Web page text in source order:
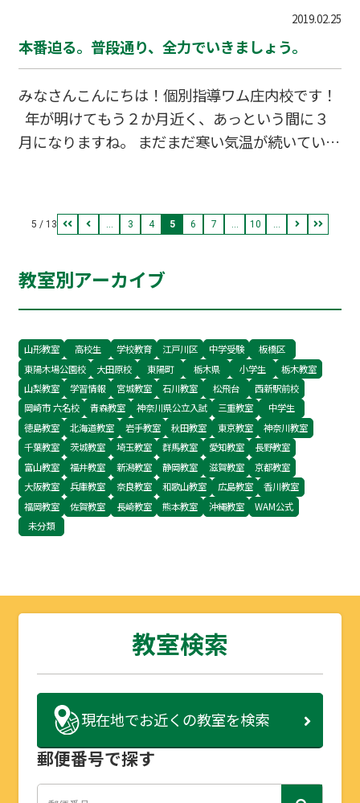
越えても（結局）その先には高校受験、そして大
は、国語の読解力と表現力はもちろんですが、数
中スタートの時、日差しもぽかぽかとして思わず
外に出て行きたくなる季節です。その反面、春は
す。あるアンケートでは約60％以上の方が「春は
眠い」と思っているそうです。 これは、寒かった
冬から春に気温が上昇し身体が緊張からほぐれ、
調を崩す方も多いようです。 春期講習に入った私
の教室に通ってられる…
2019.02.25
本番迫る。普段通り、全力でいきましょう。
みなさんこんにちは！個別指導ワム庄内校です！
年が明けてもう２か月近く、あっという間に３
月になりますね。 まだまだ寒い気温が続いていま
が、 ３月には大きな勝負がまっています。 それ
は、【3/11（月）公立高校 一般選抜入試】で
みとなりました。 年度最後、ワム庄内校と受験生
の挑戦です。 皆さんの努力により、高校受験者
最後の勝負に勝つだけ。
5 / 13 ... 3 4 5 6 7 ... 10 ...
教室別アーカイブ
山形教室 高校生 学校教育 江戸川区 中学受験
板橋区
東陽木場公園校
大田原校 東陽町 栃木県 小学生
栃木教室
山梨教室
学習情報 宮城教室 石川教室 松飛台
西新駅前校
岡崎市 六名校
青森教室 神奈川県公立入試 三重教室
中学生
徳島教室
北海道教室 岩手教室 秋田教室 東京教室
神奈川教室
千葉教室
茨城教室 埼玉教室 群馬教室 愛知教室
長野教室
富山教室
福井教室 新潟教室 静岡教室 滋賀教室
京都教室
大阪教室
兵庫教室 奈良教室 和歌山教室 広島教室
香川教室
福岡教室
佐賀教室 長崎教室 熊本教室 沖縄教室
WAM公式
未分類
教室検索
現在地でお近くの教室を検索
郵便番号で探す